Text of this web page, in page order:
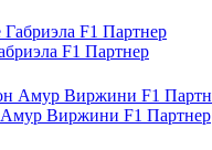
F1 Партнер
Амур Виржини F1 Партнер